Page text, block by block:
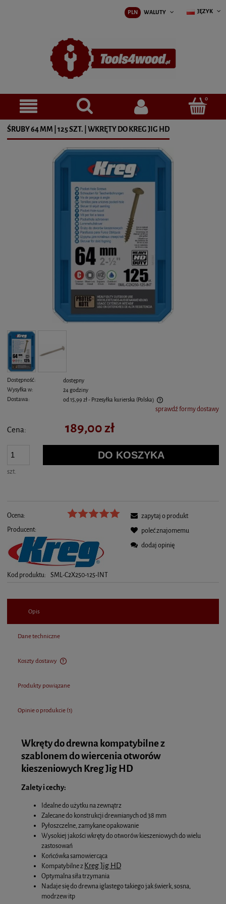
JĘZYK
PLN WALUTY
ŚRUBY 64 MM | 125 SZT. | WKRĘTY DO KREG JIG HD
Dostępność:
dostępny
Wysyłka w:
24 godziny
Dostawa:
od 15,99 zł- Przesyłka kurierska (Polska)
sprawdź formy dostawy
Cena: 189,00 zł
szt.
DO KOSZYKA
Ocena:
Producent:
Kod produktu: SML-C2X250-125-INT
zapytaj o produkt
poleć znajomemu
dodaj opinię
Opis
Dane techniczne
Koszty dostawy
Cena nie zawiera ewentualnych kosztów płatności
Produkty powiązane
Opinie o produkcie (1)
Wkręty do drewna kompatybilne z
szablonem do wiercenia otworów
kieszeniowych Kreg Jig HD
Zalety i cechy:
Idealne do użytku na zewnątrz
Zalecane do konstrukcji drewnianych od 38 mm
Pyłoszczelne, zamykane opakowanie
Wysokiej jakości wkręty do otworów kieszeniowych do wielu
zastosowań
Końcówka samowiercąca
Kompatybilne zKreg Jig HD
Optymalna siła trzymania
Nadaje się do drewna iglastego takiego jak świerk, sosna,
modrzew itp